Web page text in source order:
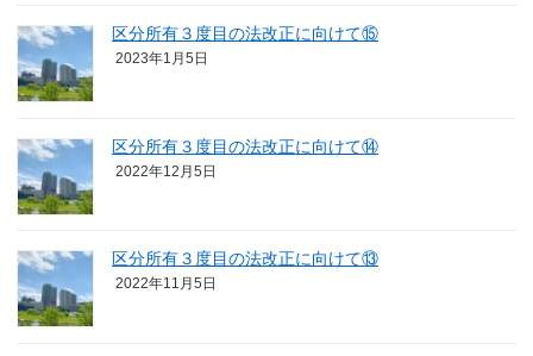
区分所有３度目の法改正に向けて⑮
2023年1月5日
区分所有３度目の法改正に向けて⑭
2022年12月5日
区分所有３度目の法改正に向けて⑬
2022年11月5日